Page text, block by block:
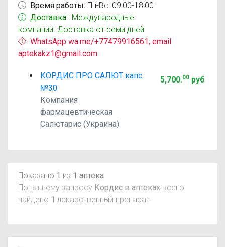
Время работы: Пн-Вс: 09:00-18:00
Доставка : Международные
компании. Доставка от семи дней
WhatsApp wa.me/+77479916561, email
aptekakz1@gmail.com
КОРДИС ПРО САЛЮТ капс.
№30
Компания
фармацевтическая
Салютарис (Украина)
5,700.00руб
Показано 1 из 1 аптека
По вашему запросу Кордис в аптеках всего
найдено 1 лекарственный препарат